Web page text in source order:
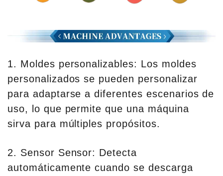
1. Moldes personalizables: Los moldes
personalizados se pueden personalizar
para adaptarse a diferentes escenarios de
uso, lo que permite que una máquina
sirva para múltiples propósitos.
2. Sensor Sensor: Detecta
automáticamente cuando se descarga